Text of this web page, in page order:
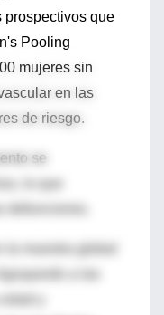
prospectivos que
Pooling
mujeres sin
en las
de riesgo.
se
lo que
a las